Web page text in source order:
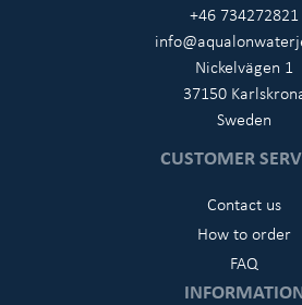
+46 734272821
Nickelvägen 1
37150
Sweden
CUSTOMER
Contact us
How to order
FAQ